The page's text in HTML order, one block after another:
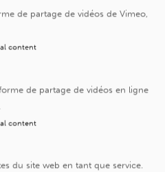
Saint-Luc
de partage de vidéos de Vimeo,
content
de partage de vidéos en ligne
content
du site web en tant que service.